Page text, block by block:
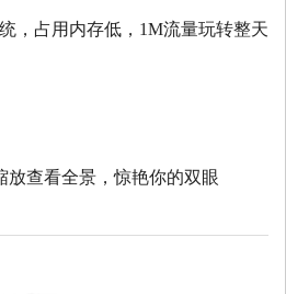
，占用内存低， 1M流量玩转整天
放查看全景，惊艳你的双眼